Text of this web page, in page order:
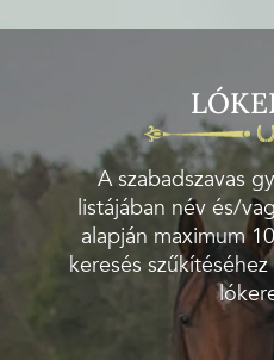
A szabadszavas
listájában név és/
alapján maximum
keresés